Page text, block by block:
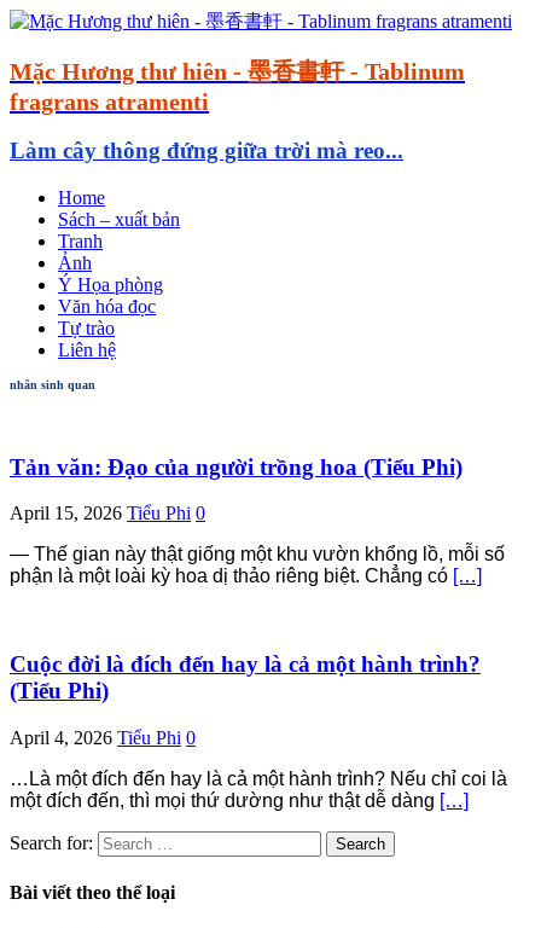
Mặc Hương thư hiên - 墨香書軒 - Tablinum
fragrans atramenti
Làm cây thông đứng giữa trời mà reo...
Home
Sách – xuất bản
Tranh
Ảnh
Ý Họa phòng
Văn hóa đọc
Tự trào
Liên hệ
nhân sinh quan
Tản văn: Đạo của người trồng hoa (Tiểu Phi)
April 15, 2026 Tiểu Phi 0
— Thế gian này thật giống một khu vườn khổng lồ, mỗi số
phận là một loài kỳ hoa dị thảo riêng biệt. Chẳng có […]
Cuộc đời là đích đến hay là cả một hành trình?
(Tiểu Phi)
April 4, 2026 Tiểu Phi 0
…Là một đích đến hay là cả một hành trình? Nếu chỉ coi là
một đích đến, thì mọi thứ dường như thật dễ dàng […]
Search for:
Bài viết theo thể loại